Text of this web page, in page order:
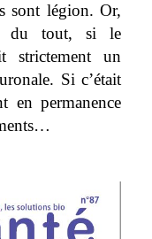
sont légion. Or,
du tout, si le
strictement un
Si c’était
en permanence